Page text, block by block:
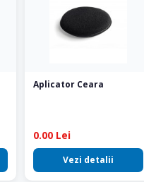
Aplicator Ceara
0.00 Lei
Vezi detalii